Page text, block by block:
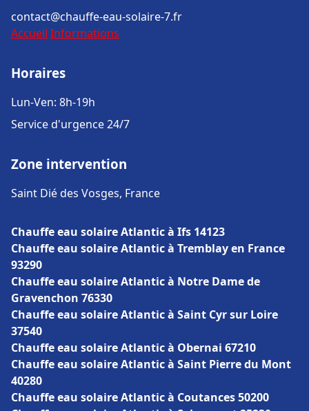
contact@chauffe-eau-solaire-7.fr
Accueil Informations
Horaires
Lun-Ven: 8h-19h
Service d'urgence 24/7
Zone intervention
Saint Dié des Vosges, France
Chauffe eau solaire Atlantic à Ifs 14123
Chauffe eau solaire Atlantic à Tremblay en France
93290
Chauffe eau solaire Atlantic à Notre Dame de
Gravenchon 76330
Chauffe eau solaire Atlantic à Saint Cyr sur Loire
37540
Chauffe eau solaire Atlantic à Obernai 67210
Chauffe eau solaire Atlantic à Saint Pierre du Mont
40280
Chauffe eau solaire Atlantic à Coutances 50200